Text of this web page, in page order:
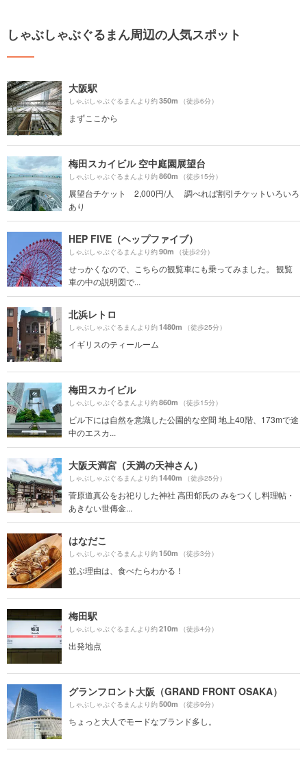
しゃぶしゃぶぐるまん周辺の人気スポット
大阪駅
しゃぶしゃぶぐるまんより約350m （徒歩6分）
まずここから
梅田スカイビル 空中庭園展望台
しゃぶしゃぶぐるまんより約860m （徒歩15分）
展望台チケット 2,000円/人 調べれば割引チケットいろいろ
あり
HEP FIVE（ヘップファイブ）
しゃぶしゃぶぐるまんより約90m （徒歩2分）
せっかくなので、こちらの観覧車にも乗ってみました。 観覧
車の中の説明図で...
北浜レトロ
しゃぶしゃぶぐるまんより約1480m （徒歩25分）
イギリスのティールーム
梅田スカイビル
しゃぶしゃぶぐるまんより約860m （徒歩15分）
ビル下には自然を意識した公園的な空間 地上40階、173mで途
中のエスカ...
大阪天満宮（天満の天神さん）
しゃぶしゃぶぐるまんより約1440m （徒歩25分）
菅原道真公をお祀りした神社 高田郁氏の みをつくし料理帖・
あきない世傳金...
はなだこ
しゃぶしゃぶぐるまんより約150m （徒歩3分）
並ぶ理由は、食べたらわかる！
梅田駅
しゃぶしゃぶぐるまんより約210m （徒歩4分）
出発地点
グランフロント大阪（GRAND FRONT OSAKA）
しゃぶしゃぶぐるまんより約500m （徒歩9分）
ちょっと大人でモードなブランド多し。